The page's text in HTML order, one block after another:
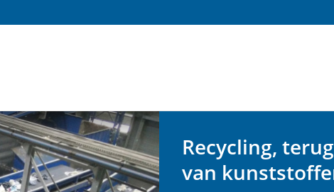
Recycling,
van